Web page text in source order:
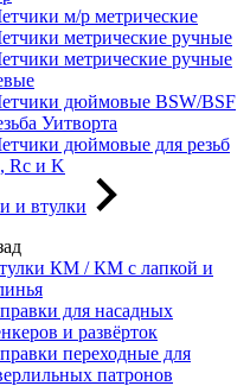
м/р метрические
метрические ручные
метрические ручные
дюймовые BSW/BSF
Уитворта
дюймовые для резьб
Rc и K
и втулки
КМ / КМ с лапкой и
для насадных
и развёрток
переходные для
патронов